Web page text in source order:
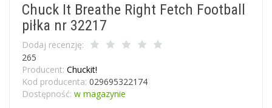
Chuck It Breathe Right Fetch Football
piłka nr 32217
Dodaj recenzję:
265
Producent: Chuckit!
Kod producenta: 029695322174
Dostępność: w magazynie